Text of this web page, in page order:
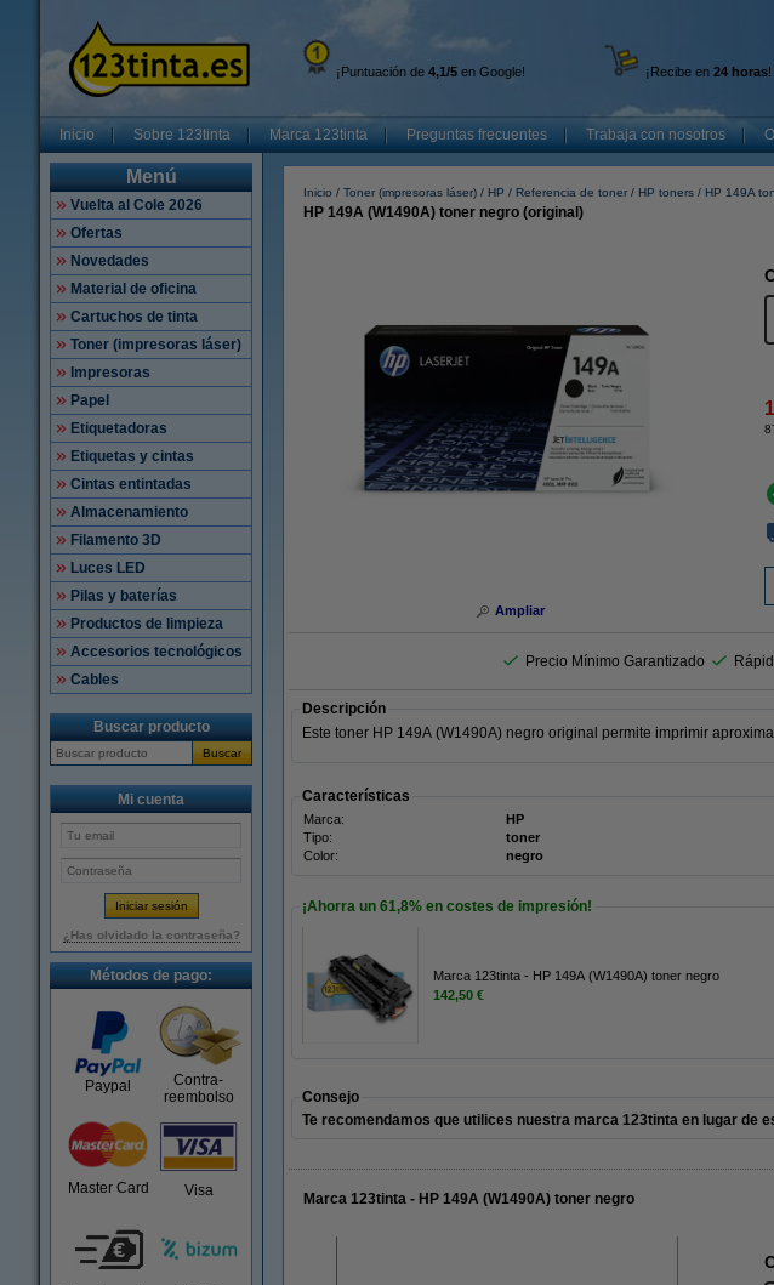
¡Puntuación de 4,1/5 en Google! ¡Recibe en 24 horas!
Inicio Sobre 123tinta Marca 123tinta Preguntas frecuentes Trabaja con nosotros
Menú
Vuelta al Cole 2026
Ofertas
Novedades
Material de oficina
Cartuchos de tinta
Toner (impresoras láser)
Impresoras
Papel
Etiquetadoras
Etiquetas y cintas
Cintas entintadas
Almacenamiento
Filamento 3D
Luces LED
Pilas y baterías
Productos de limpieza
Accesorios tecnológicos
Cables
Buscar producto
Buscar
Mi cuenta
¿Has olvidado la contraseña?
Métodos de pago:
Paypal
Contra-
reembolso
Master Card Visa
Inicio Toner (impresoras láser) HP Referencia de toner HP toners HP 149A
HP 149A (W1490A) toner negro (original)
Ampliar
Precio Mínimo Garantizado
Descripción
Este toner HP 149A (W1490A) negro original permite imprimir
Características
Marca: HP
Tipo:
toner
Color:
negro
¡Ahorra un 61,8% en costes de impresión!
Marca 123tinta - HP 149A (W1490A) toner negro
142,50 €
Consejo
Te recomendamos que utilices nuestra marca 123tinta en lugar de
Marca 123tinta - HP 149A (W1490A) toner negro